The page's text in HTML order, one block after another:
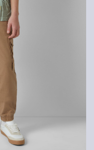
Rohstoffe sind
für unsere
Du unsere Investition
zu helfen
die Umwelt zu
Cotton unterstützt
ökologischer und
innen in nachhaltigeren
Produkt wird über ein
daher
Informationen dazu
fashion/soziale-